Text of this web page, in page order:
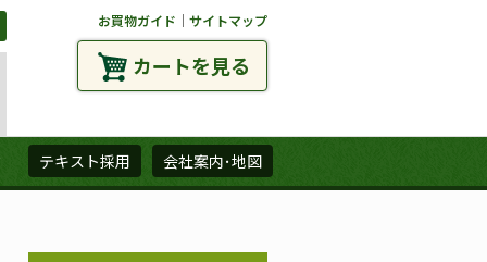
お買物ガイド ｜ サイトマップ
カートを見る
テキスト採用 会社案内･地図